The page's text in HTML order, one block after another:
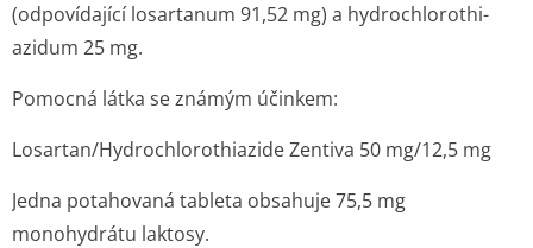
(odpovídající losartanum 91,52 mg) a hydrochlorothi­
azidum 25 mg.
Pomocná látka se známým účinkem:
Losartan/Hydrochlo­rothiazide Zentiva 50 mg/12,5 mg
Jedna potahovaná tableta obsahuje 75,5 mg
monohydrátu laktosy.